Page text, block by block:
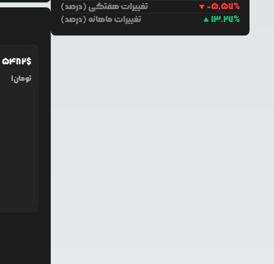
5482$
1تومان
تغییرات هفتگی (درصد)
-5.57%
تغییرات ماهانه (درصد)
13.27%